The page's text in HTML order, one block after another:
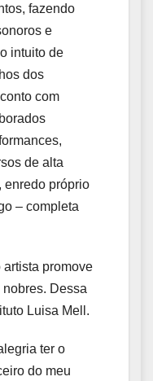
fazendo
e
intuito de
dos
com
de alta
enredo próprio
– completa
artista promove
Dessa
Luisa Mell.
ter o
do meu